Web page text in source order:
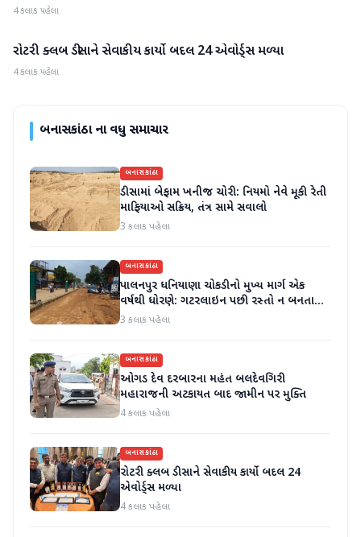
4 કલાક પહેલા
બનાસકાંઠા
રોટરી ક્લબ ડીસાને સેવાકીય કાર્યો બદલ 24 એવોર્ડ્સ મળ્યા
4 કલાક પહેલા
બનાસકાંઠાના વધુ સમાચાર
બનાસકાંઠા
ડીસામાં બેફામ ખનીજ ચોરી: નિયમો નેવે મૂકી રેતી
માફિયાઓ સક્રિય, તંત્ર સામે સવાલો
3 કલાક પહેલા
બનાસકાંઠા
પાલનપુર ધનિયાણા ચોકડીનો મુખ્ય માર્ગ એક
વર્ષથી ધોરણે: ગટરલાઇન પછી રસ્તો ન બનતા
હાલાકી
3 કલાક પહેલા
બનાસકાંઠા
ઓગડ દેવ દરબારના મહંત બલદેવગિરી
મહારાજની અટકાયત બાદ જામીન પર મુક્તિ
4 કલાક પહેલા
બનાસકાંઠા
રોટરી ક્લબ ડીસાને સેવાકીય કાર્યો બદલ 24
એવોર્ડ્સ મળ્યા
4 કલાક પહેલા